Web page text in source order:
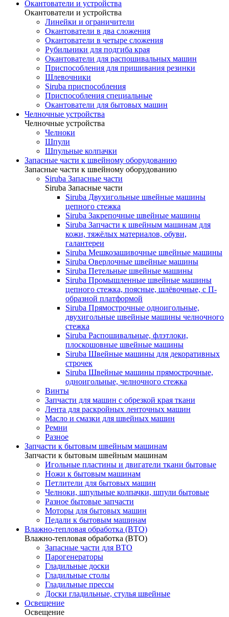
Окантователи и устройства
Окантователи и устройства
Линейки и ограничители
Окантователи в два сложения
Окантователи в четыре сложения
Рубильники для подгиба края
Окантователи для распошивальных машин
Приспособления для пришивания резинки
Шлевочники
Siruba приспособления
Приспособления специальные
Окантователи для бытовых машин
Челночные устройства
Челночные устройства
Челноки
Шпули
Шпульные колпачки
Запасные части к швейному оборудованию
Запасные части к швейному оборудованию
Siruba Запасные части
Siruba Запасные части
Siruba Двухигольные швейные машины
цепного стежка
Siruba Закрепочные швейные машины
Siruba Запчасти к швейным машинам для
кожи, тяжёлых материалов, обуви,
галантереи
Siruba Мешкозашивочные швейные машины
Siruba Оверлочные швейные машины
Siruba Петельные швейные машины
Siruba Промышленные швейные машины
цепного стежка, поясные, шлёвочные, с П-
образной платформой
Siruba Прямострочные одноигольные,
двухигольные швейные машины челночного
стежка
Siruba Распошивальные, флэтлоки,
плоскошовные швейные машины
Siruba Швейные машины для декоративных
строчек
Siruba Швейные машины прямострочные,
одноигольные, челночного стежка
Винты
Запчасти для машин с обрезкой края ткани
Лента для раскройных ленточных машин
Масло и смазки для швейных машин
Ремни
Разное
Запчасти к бытовым швейным машинам
Запчасти к бытовым швейным машинам
Игольные пластины и двигатели ткани бытовые
Ножи к бытовым машинам
Петлители для бытовых машин
Челноки, шпульные колпачки, шпули бытовые
Разное бытовые запчасти
Моторы для бытовых машин
Педали к бытовым машинам
Влажно-тепловая обработка (ВТО)
Влажно-тепловая обработка (ВТО)
Запасные части для ВТО
Парогенераторы
Гладильные доски
Гладильные столы
Гладильные прессы
Доски гладильные, стулья швейные
Освещение
Освещение